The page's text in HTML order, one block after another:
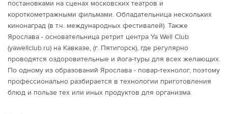
постановками на сценах московских театров и
короткометражными фильмами. Обладательница нескольких
кинонаград (в т.ч. международных фестивалей). Также
Ярослава - основательница ретрит центра Ya Well Club
(yawellclub.ru) на Кавказе, (г. Пятигорск), где регулярно
проводятся оздоровительные и йога-туры для всех желающих.
По одному из образований Ярослава - повар-технолог, поэтому
профессионально разбирается в технологии приготовления
блюд и пользе тех или иных продуктов для организма.